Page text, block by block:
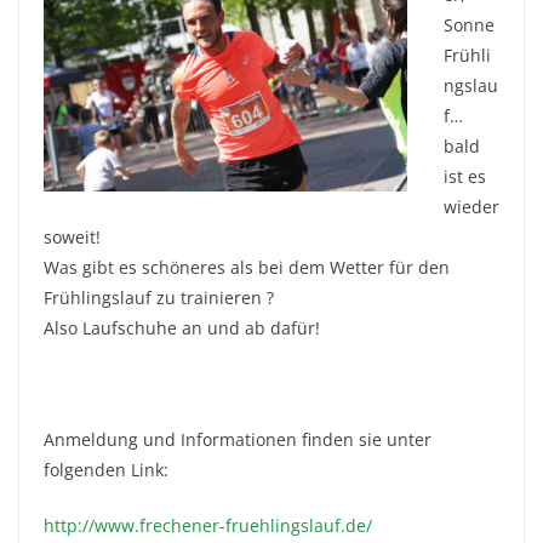
Sonne
Frühli
ngslau
f…
bald
ist es
wieder
soweit!
Was gibt es schöneres als bei dem Wetter für den
Frühlingslauf zu trainieren ?
Also Laufschuhe an und ab dafür!
Anmeldung und Informationen finden sie unter
folgenden Link:
http://www.frechener-fruehlingslauf.de/